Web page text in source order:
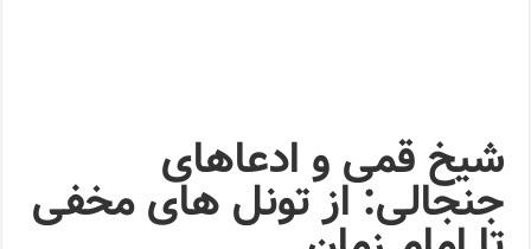
شیخ قمی و ادعاهای
جنجالی: از تونل های مخفی